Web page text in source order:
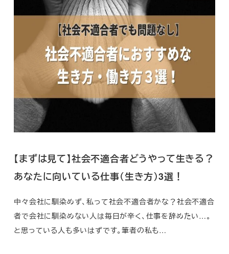
【まずは見て】社会不適合者どうやって生きる？
あなたに向いている仕事（生き方）3選！
中々会社に馴染めず、私って社会不適合者かな？社会不適合
者で会社に馴染めない人は毎日が辛く、仕事を辞めたい…。
と思っている人も多いはずです。筆者の私も…